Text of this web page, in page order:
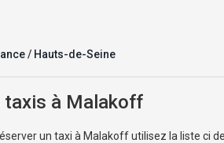
/ Hauts-de-Seine
taxis à Malakoff
un taxi à Malakoff utilisez la liste ci